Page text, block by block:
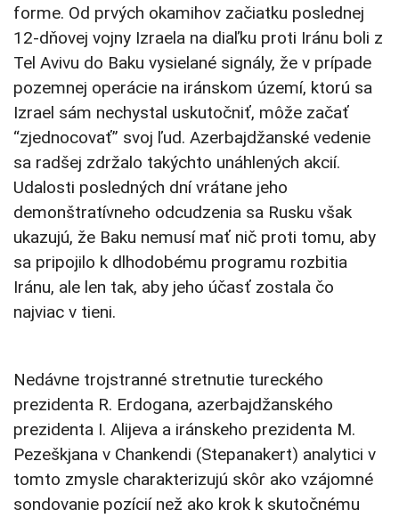
forme. Od prvých okamihov začiatku poslednej
12-dňovej vojny Izraela na diaľku proti Iránu boli z
Tel Avivu do Baku vysielané signály, že v prípade
pozemnej operácie na iránskom území, ktorú sa
Izrael sám nechystal uskutočniť, môže začať
“zjednocovať” svoj ľud. Azerbajdžanské vedenie
sa radšej zdržalo takýchto unáhlených akcií.
Udalosti posledných dní vrátane jeho
demonštratívneho odcudzenia sa Rusku však
ukazujú, že Baku nemusí mať nič proti tomu, aby
sa pripojilo k dlhodobému programu rozbitia
Iránu, ale len tak, aby jeho účasť zostala čo
najviac v tieni.
Nedávne trojstranné stretnutie tureckého
prezidenta R. Erdogana, azerbajdžanského
prezidenta I. Alijeva a iránskeho prezidenta M.
Pezeškjana v Chankendi (Stepanakert) analytici v
tomto zmysle charakterizujú skôr ako vzájomné
sondovanie pozícií než ako krok k skutočnému